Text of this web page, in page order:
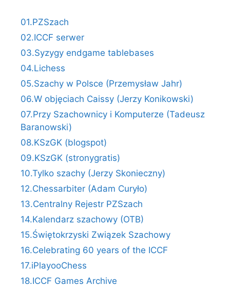
01.PZSzach
02.ICCF serwer
03.Syzygy endgame tablebases
04.Lichess
05.Szachy w Polsce (Przemysław Jahr)
06.W objęciach Caissy (Jerzy Konikowski)
07.Przy Szachownicy i Komputerze (Tadeusz
Baranowski)
08.KSzGK (blogspot)
09.KSzGK (stronygratis)
10.Tylko szachy (Jerzy Skonieczny)
12.Chessarbiter (Adam Curyło)
13.Centralny Rejestr PZSzach
14.Kalendarz szachowy (OTB)
15.Świętokrzyski Związek Szachowy
16.Celebrating 60 years of the ICCF
17.iPlayooChess
18.ICCF Games Archive